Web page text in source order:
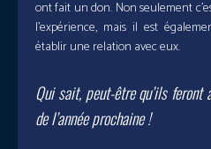
ont fait un don. Non seulement
l’expérience, mais il est
établir une relation avec eux.
Qui sait, peut-être qu’ils feront
de l’année prochaine !